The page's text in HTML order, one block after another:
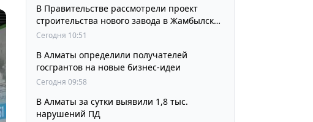
В Правительстве рассмотрели проект
строительства нового завода в Жамбылской
области
Сегодня 10:51
В Алматы определили получателей
госгрантов на новые бизнес-идеи
Сегодня 09:58
В Алматы за сутки выявили 1,8 тыс.
нарушений ПД